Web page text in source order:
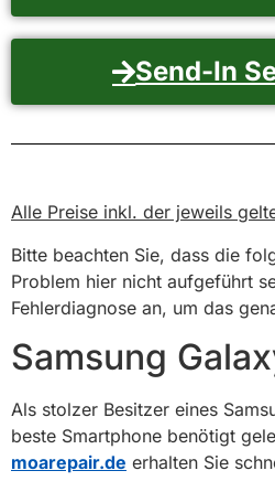
Send-In
Alle Preise inkl. der jeweils
Bitte beachten Sie, dass die
Problem hier nicht aufgeführt
Fehlerdiagnose an, um das
Samsung
Als stolzer Besitzer eines
beste Smartphone benötigt
moarepair.de erhalten Sie